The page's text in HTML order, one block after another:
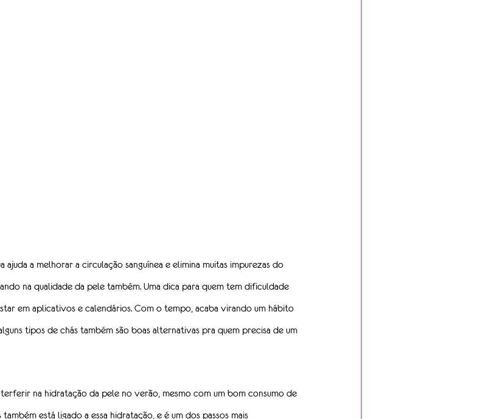
a melhorar a circulação sanguínea e elimina muitas impurezas do
na qualidade da pele também. Uma dica para quem tem dificuldade
em aplicativos e calendários. Com o tempo, acaba virando um hábito
tipos de chás também são boas alternativas pra quem precisa de um
na hidratação da pele no verão, mesmo com um bom consumo de
está ligado a essa hidratação, e é um dos passos mais